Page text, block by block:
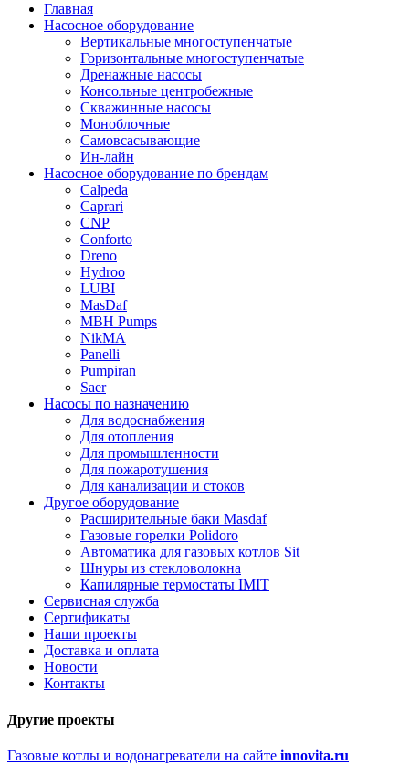
Главная
Насосное оборудование
Вертикальные многоступенчатые
Горизонтальные многоступенчатые
Дренажные насосы
Консольные центробежные
Скважинные насосы
Моноблочные
Самовсасывающие
Ин-лайн
Насосное оборудование по брендам
Calpeda
Caprari
CNP
Conforto
Dreno
Hydroo
LUBI
MasDaf
MBH Pumps
NikMA
Panelli
Pumpiran
Saer
Насосы по назначению
Для водоснабжения
Для отопления
Для промышленности
Для пожаротушения
Для канализации и стоков
Другое оборудование
Расширительные баки Masdaf
Газовые горелки Polidoro
Автоматика для газовых котлов Sit
Шнуры из стекловолокна
Капилярные термостаты IMIT
Сервисная служба
Сертификаты
Наши проекты
Доставка и оплата
Новости
Контакты
Другие проекты
Газовые котлы и водонагреватели на сайте innovita.ru